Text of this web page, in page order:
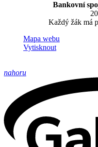
Bankovní
Každý žák má
Mapa webu
Vytisknout
nahoru